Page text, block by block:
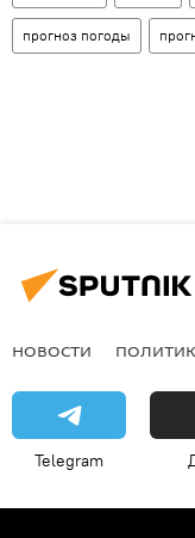
прогноз погоды
НОВОСТИ
Telegram